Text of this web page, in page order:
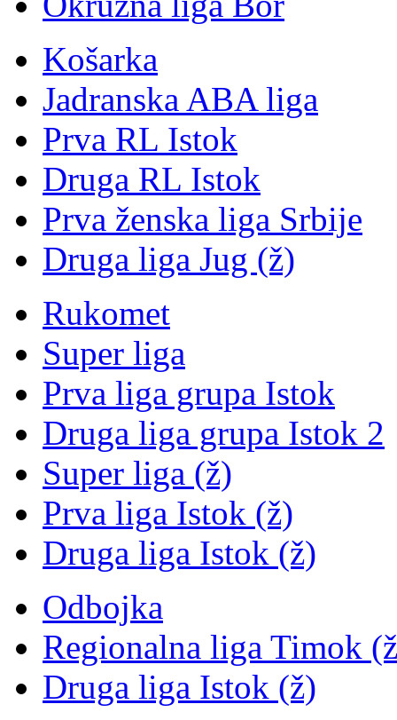
Košarka
Jadranska ABA liga
Prva RL Istok
Druga RL Istok
Prva ženska liga Srbije
Druga liga Jug (ž)
Rukomet
Super liga
Prva liga grupa Istok
Druga liga grupa Istok 2
Super liga (ž)
Prva liga Istok (ž)
Druga liga Istok (ž)
Odbojka
Regionalna liga Timok
Druga liga Istok (ž)